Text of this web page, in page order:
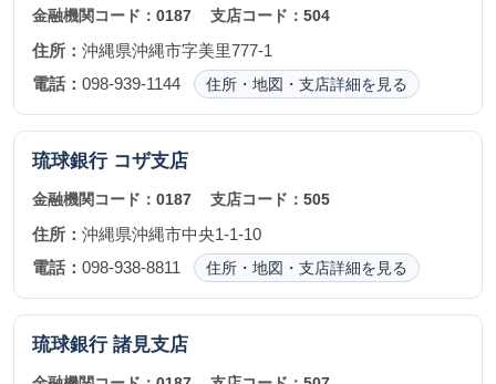
金融機関コード： 0187 支店コード：504
住所： 沖縄県沖縄市字美里777-1
電話： 098-939-1144 住所・地図・支店詳細を見る
琉球銀行 コザ支店
金融機関コード： 0187 支店コード：505
住所： 沖縄県沖縄市中央1-1-10
電話： 098-938-8811 住所・地図・支店詳細を見る
琉球銀行 諸見支店